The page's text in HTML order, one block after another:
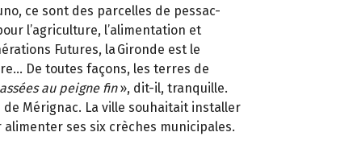
ce sont des parcelles de pessac-
l’agriculture, l’alimentation et
Futures, la Gironde est le
De toutes façons, les terres de
au peigne fin », dit-il, tranquille.
Mérignac. La ville souhaitait installer
ses six crèches municipales.